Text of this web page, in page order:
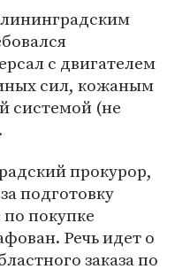
с двигателем
сил, кожаным
системой (не
прокурор,
подготовку
покупке
Речь идет о
заказа по